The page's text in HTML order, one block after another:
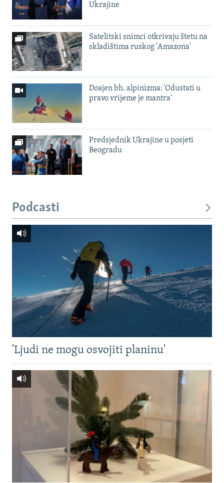
Ukrajine
Satelitski snimci otkrivaju štetu na
skladištima ruskog 'Amazona'
Doajen bh. alpinizma: 'Odustati u
pravo vrijeme je mantra'
Predsjednik Ukrajine u posjeti
Beogradu
Podcasti
'Ljudi ne mogu osvojiti planinu'